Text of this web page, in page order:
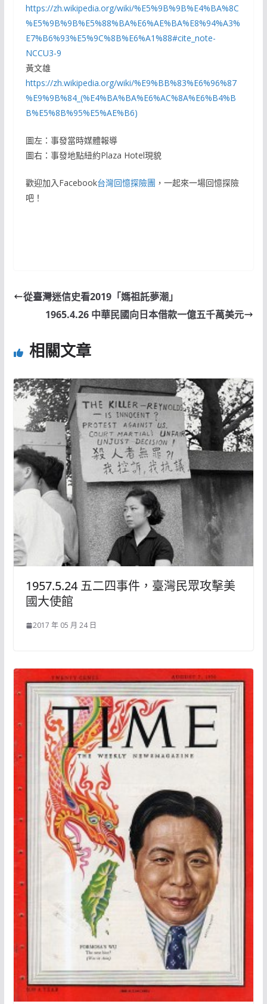
https://zh.wikipedia.org/wiki/%E5%9B%9B%E4%BA%8C
%E5%9B%9B%E5%88%BA%E6%AE%BA%E8%94%A3%
E7%B6%93%E5%9C%8B%E6%A1%88#cite_note-
NCCU3-9
黃文雄
https://zh.wikipedia.org/wiki/%E9%BB%83%E6%96%87
%E9%9B%84_(%E4%BA%BA%E6%AC%8A%E6%B4%B
B%E5%8B%95%E5%AE%B6)
圖左：事發當時媒體報導
圖右：事發地點紐約Plaza Hotel現貌
歡迎加入Facebook台灣回憶探險團 ，一起來一場回憶探險
吧！
從臺灣迷信史看2019「媽祖託夢潮」
1965.4.26 中華民國向日本借款一億五千萬美元
相關文章
1957.5.24 五二四事件，臺灣民眾攻擊美
國大使館
2017 年 05 月 24 日